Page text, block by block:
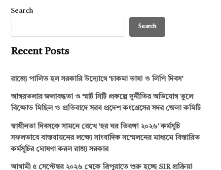
Search
Search
Recent Posts
রাজ্যে পালিত হল সরকারি উদ্যোগে ‘চাকমা ভাষা ও লিপি দিবস’
আগরতলার জলাবদ্ধতা ও স্মার্ট সিটি প্রকল্পে দুর্নীতির অভিযোগ তুলে
বিক্ষোভ মিছিল ও প্রতিবাদে সরব প্রদেশ কংগ্রেসের সদর জেলা কমিটি
স্বাধীনতা দিবসকে সামনে রেখে ‘হর ঘর তিরঙ্গা ২০২৬’ কর্মসূচি
সফলভাবে বাস্তবায়নের লক্ষ্যে সাংবাদিক সম্মেলনের মাধ্যমে বিস্তারিত
কর্মসূচির ঘোষণা করল রাজ্য সরকার
আগামী ৫ সেপ্টেম্বর ২০২৬ থেকে ত্রিপুরাতে শুরু হচ্ছে SIR প্রক্রিয়া